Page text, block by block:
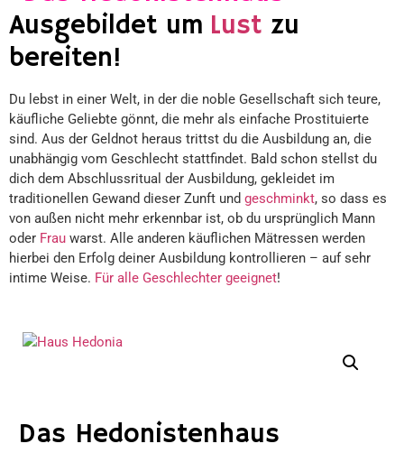
Ausgebildet um Lust zu
bereiten!
Du lebst in einer Welt, in der die noble Gesellschaft sich teure,
käufliche Geliebte gönnt, die mehr als einfache Prostituierte
sind. Aus der Geldnot heraus trittst du die Ausbildung an, die
unabhängig vom Geschlecht stattfindet. Bald schon stellst du
dich dem Abschlussritual der Ausbildung, gekleidet im
traditionellen Gewand dieser Zunft und geschminkt, so dass es
von außen nicht mehr erkennbar ist, ob du ursprünglich Mann
oder Frau warst. Alle anderen käuflichen Mätressen werden
hierbei den Erfolg deiner Ausbildung kontrollieren – auf sehr
intime Weise. Für alle Geschlechter geeignet!
Das Hedonistenhaus